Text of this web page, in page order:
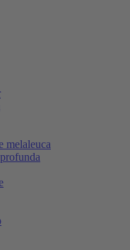
melaleuca